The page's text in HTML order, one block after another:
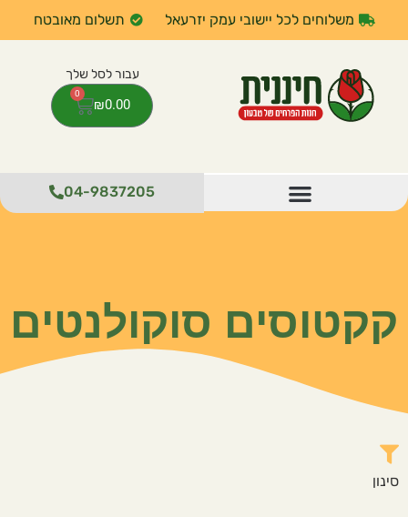
משלוחים לכל יישובי עמק יזרעאל תשלום מאובטח
₪0.00
0
04-9837205
קקטוסים סוקולנטים